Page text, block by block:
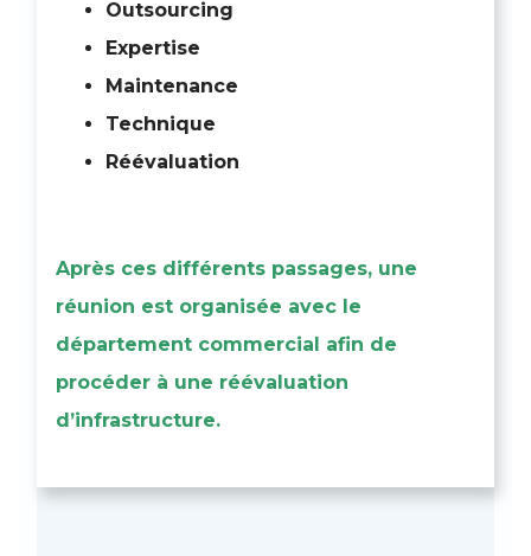
Outsourcing
Expertise
Maintenance
Technique
Réévaluation
Après ces différents passages, une
réunion est organisée avec le
département commercial afin de
procéder à une réévaluation
d’infrastructure.